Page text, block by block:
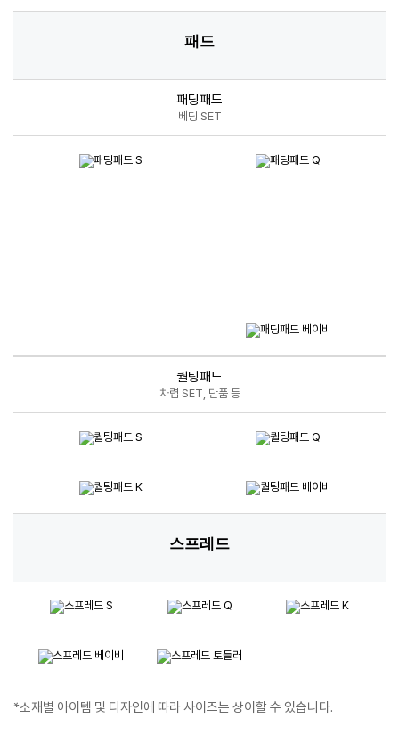
패드
패딩패드
베딩 SET
퀄팅패드
차렵 SET, 단품 등
스프레드
*소재별 아이템 및 디자인에 따라 사이즈는 상이할 수 있습니다.